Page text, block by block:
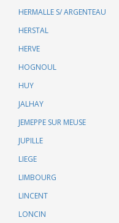
HERMALLE S/ ARGENTEAU
HERSTAL
HERVE
HOGNOUL
HUY
JALHAY
JEMEPPE SUR MEUSE
JUPILLE
LIEGE
LIMBOURG
LINCENT
LONCIN